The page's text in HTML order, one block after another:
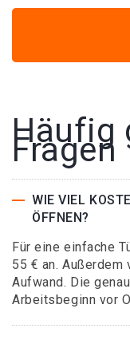
Häufig
Fragen
WIE VIEL
ÖFFNEN?
Für eine einfache
55 € an.
Aufwand. Die
Arbeitsbeginn vor